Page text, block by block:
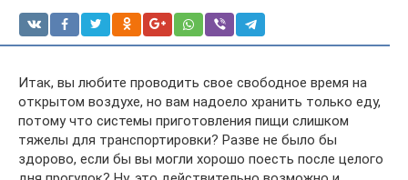
Итак, вы любите проводить свое свободное время на
открытом воздухе, но вам надоело хранить только еду,
потому что системы приготовления пищи слишком
тяжелы для транспортировки? Разве не было бы
здорово, если бы вы могли хорошо поесть после целого